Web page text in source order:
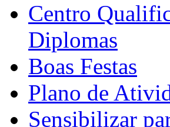
Centro
Diplomas
Boas Festas
Plano de
Sensibilizar